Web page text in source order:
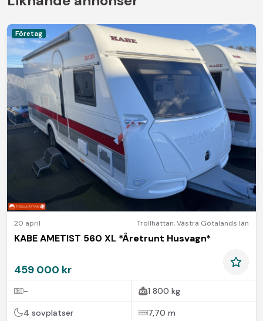
Företag
20 april Trollhättan,Västra Götalands län
KABE AMETIST 560 XL *Åretrunt Husvagn*
459 000 kr
- 1 800 kg
4 sovplatser 7,70 m